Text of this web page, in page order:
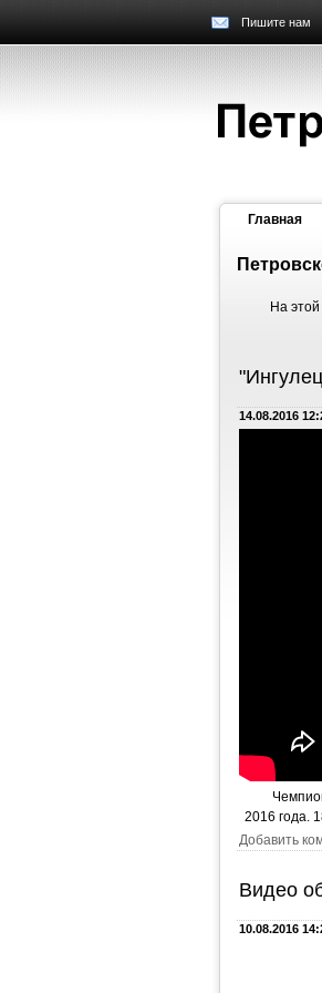
Пишите нам
Главная
На
14.08.2016
2016 года.
Добавить
Видео
10.08.2016